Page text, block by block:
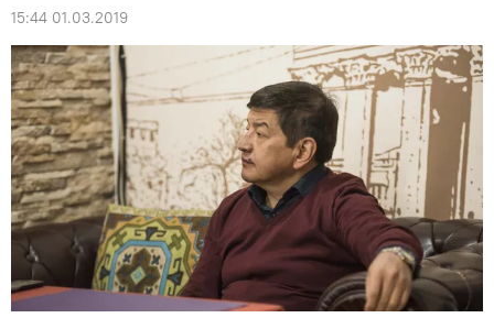
15:44 01.03.2019